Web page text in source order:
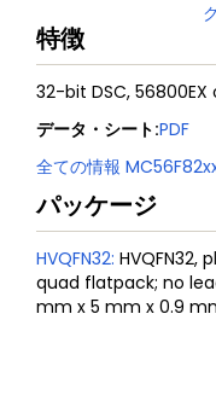
特徴
32-bit DSC, 56800EX
データ・シート:PDF
全ての情報
パッケージ
HVQFN32:
quad flatpack; no
mm x 5 mm x 0.9